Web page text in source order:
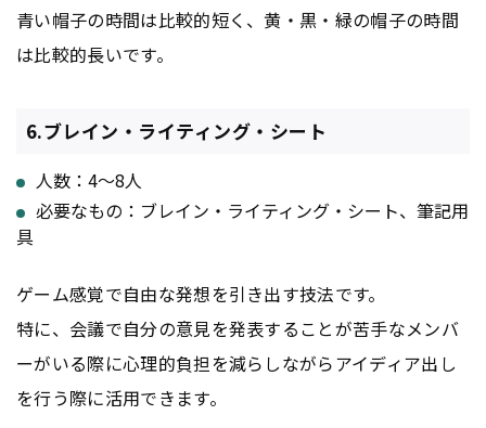
青い帽子の時間は比較的短く、黄・黒・緑の帽子の時間
は比較的長いです。
6.ブレイン・ライティング・シート
人数：4〜8人
必要なもの：ブレイン・ライティング・シート、筆記用
具
ゲーム感覚で自由な発想を引き出す技法です。
特に、会議で自分の意見を発表することが苦手なメンバ
ーがいる際に心理的負担を減らしながらアイディア出し
を行う際に活用できます。